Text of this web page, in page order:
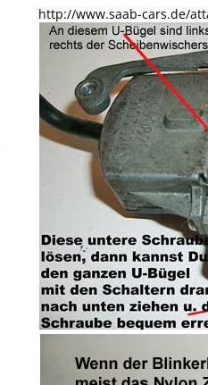
http://www.saab-cars.de/